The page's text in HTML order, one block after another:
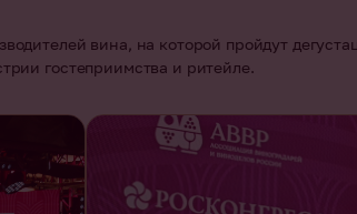
вина, на которой пройдут
гостеприимства и ритейле.